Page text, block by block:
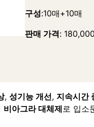
구성:10매+10매
판매 가격:
, 성기능 개선, 지속시간
비아그라 대체제로 입소